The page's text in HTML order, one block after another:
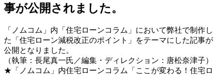
事が公開されました。
「ノムコム」内「住宅ローンコラム」において弊社で制作し
た「住宅ローン減税改正のポイント」をテーマにした記事が
公開となりました。
（執筆：長尾真一氏／編集・ディレクション：唐松奈津子）
★「ノムコム」内住宅ローンコラム「ここが変わる！住宅ロ